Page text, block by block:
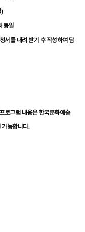
)
동일
서를 내려 받기 후 작성하여 담
프로그램 내용은 한국문화예술
가능합니다.